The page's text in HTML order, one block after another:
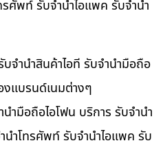
ศัพท์ รับจำนำไอแพค รับจำนำ
จำนำสินค้าไอที รับจำนำมือถือ
งแบรนด์เนมต่างๆ
ำมือถือไอโฟน บริการ รับจำนำ
ำโทรศัพท์ รับจำนำไอแพค รับ